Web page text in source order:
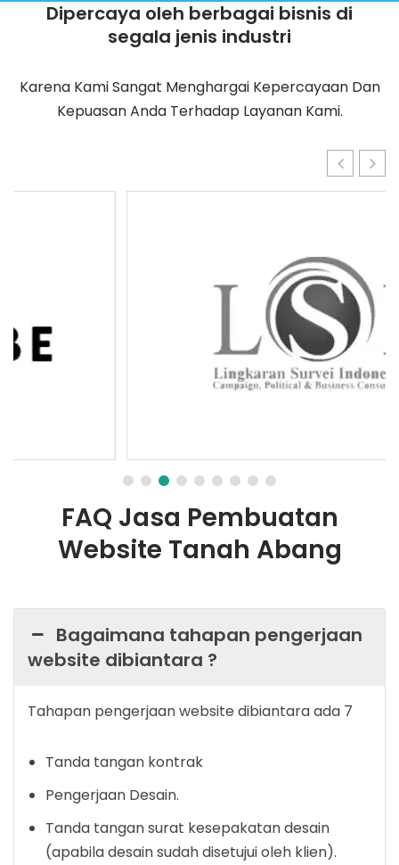
Dipercaya oleh berbagai bisnis di
segala jenis industri
Karena Kami Sangat Menghargai Kepercayaan Dan
Kepuasan Anda Terhadap Layanan Kami.
FAQ Jasa Pembuatan
Website Tanah Abang
Bagaimana tahapan pengerjaan
website dibiantara ?
Tahapan pengerjaan website dibiantara ada 7
Tanda tangan kontrak
Pengerjaan Desain.
Tanda tangan surat kesepakatan desain
(apabila desain sudah disetujui oleh klien).